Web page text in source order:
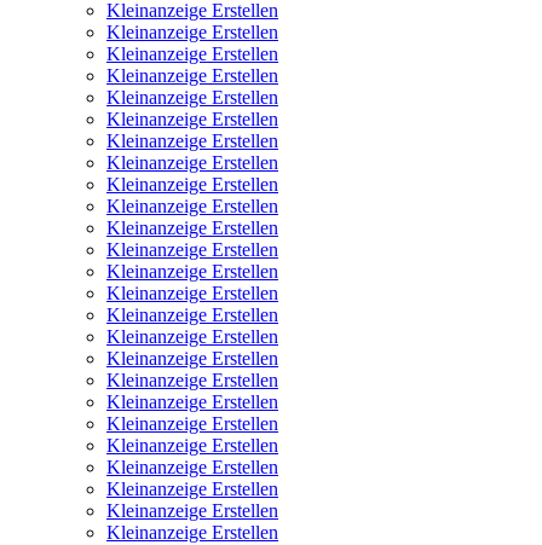
Kleinanzeige Erstellen
Kleinanzeige Erstellen
Kleinanzeige Erstellen
Kleinanzeige Erstellen
Kleinanzeige Erstellen
Kleinanzeige Erstellen
Kleinanzeige Erstellen
Kleinanzeige Erstellen
Kleinanzeige Erstellen
Kleinanzeige Erstellen
Kleinanzeige Erstellen
Kleinanzeige Erstellen
Kleinanzeige Erstellen
Kleinanzeige Erstellen
Kleinanzeige Erstellen
Kleinanzeige Erstellen
Kleinanzeige Erstellen
Kleinanzeige Erstellen
Kleinanzeige Erstellen
Kleinanzeige Erstellen
Kleinanzeige Erstellen
Kleinanzeige Erstellen
Kleinanzeige Erstellen
Kleinanzeige Erstellen
Kleinanzeige Erstellen